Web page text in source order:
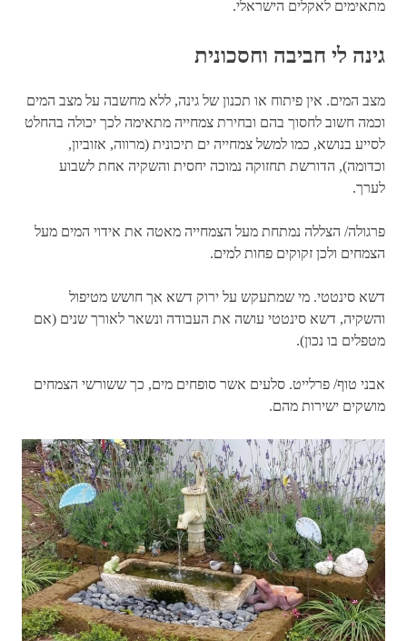
מתאימים לאקלים הישראלי.
גינה לי חביבה וחסכונית
מצב המים. אין פיתוח או תכנון של גינה, ללא מחשבה על מצב המים
וכמה חשוב לחסוך בהם ובחירת צמחייה מתאימה לכך יכולה בהחלט
לסייע בנושא, כמו למשל צמחייה ים תיכונית (מרווה, אזוביון,
וכדומה), הדורשת תחזוקה נמוכה יחסית והשקיה אחת לשבוע
לערך.
פרגולה/ הצללה נמתחת מעל הצמחייה מאטה את אידוי המים מעל
הצמחים ולכן זקוקים פחות למים.
דשא סינטטי. מי שמתעקש על ירוק דשא אך חושש מטיפול
והשקיה, דשא סינטטי עושה את העבודה ונשאר לאורך שנים (אם
מטפלים בו נכון).
אבני טוף/ פרלייט. סלעים אשר סופחים מים, כך ששורשי הצמחים
מושקים ישירות מהם.